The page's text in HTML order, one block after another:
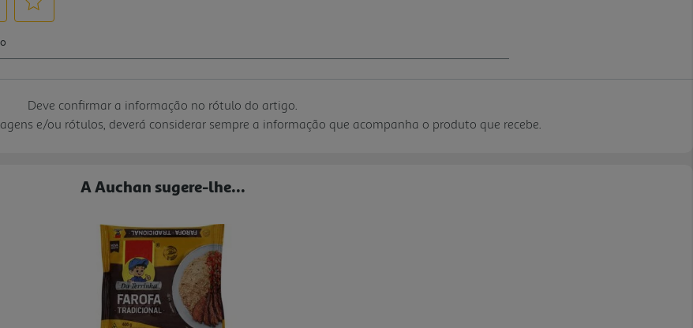
Deve confirmar a informação no rótulo do artigo.
e/ou rótulos, deverá considerar sempre a informação que acompanha o produto que recebe.
A Auchan sugere-lhe...